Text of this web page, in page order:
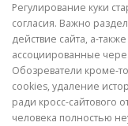
Регулирование куки
согласия. Важно
действие сайта, а-
ассоциированные
Обозреватели кроме-
cookies, удаление
ради кросс-сайтового
человека полностью